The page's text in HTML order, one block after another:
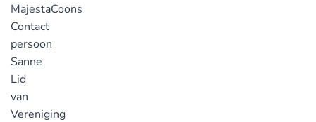
MajestaCoons
Contact
persoon
Sanne
Lid
van
Vereniging